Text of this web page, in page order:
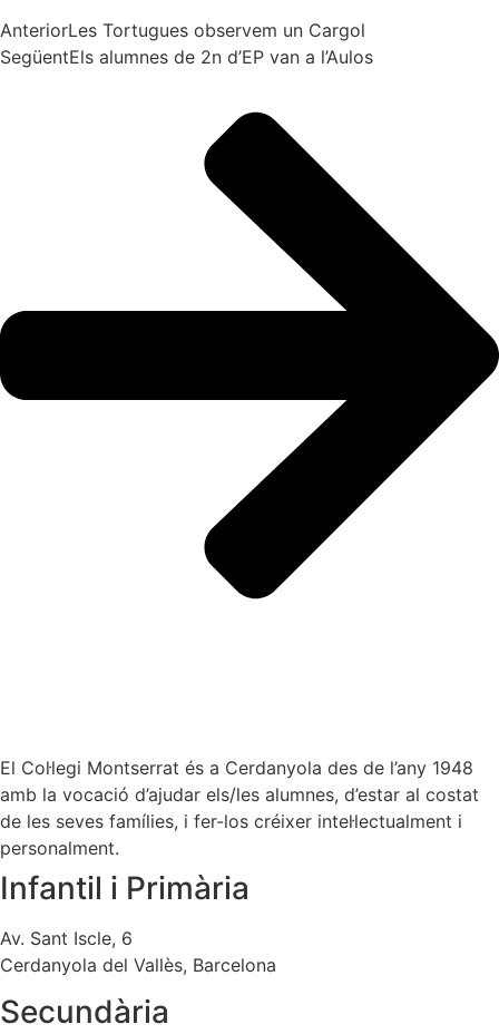
AnteriorLes Tortugues observem un Cargol
SegüentEls alumnes de 2n d’EP van a l’Aulos
El Col·legi Montserrat és a Cerdanyola des de l’any 1948
amb la vocació d’ajudar els/les alumnes, d’estar al costat
de les seves famílies, i fer-los créixer intel·lectualment i
personalment.
Infantil i Primària
Av. Sant Iscle, 6
Cerdanyola del Vallès, Barcelona
Secundària